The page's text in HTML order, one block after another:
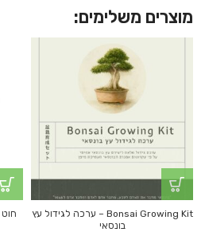
מוצרים משלימים:
Bonsai Growing Kit – ערכה לגידול עץ
בונסאי